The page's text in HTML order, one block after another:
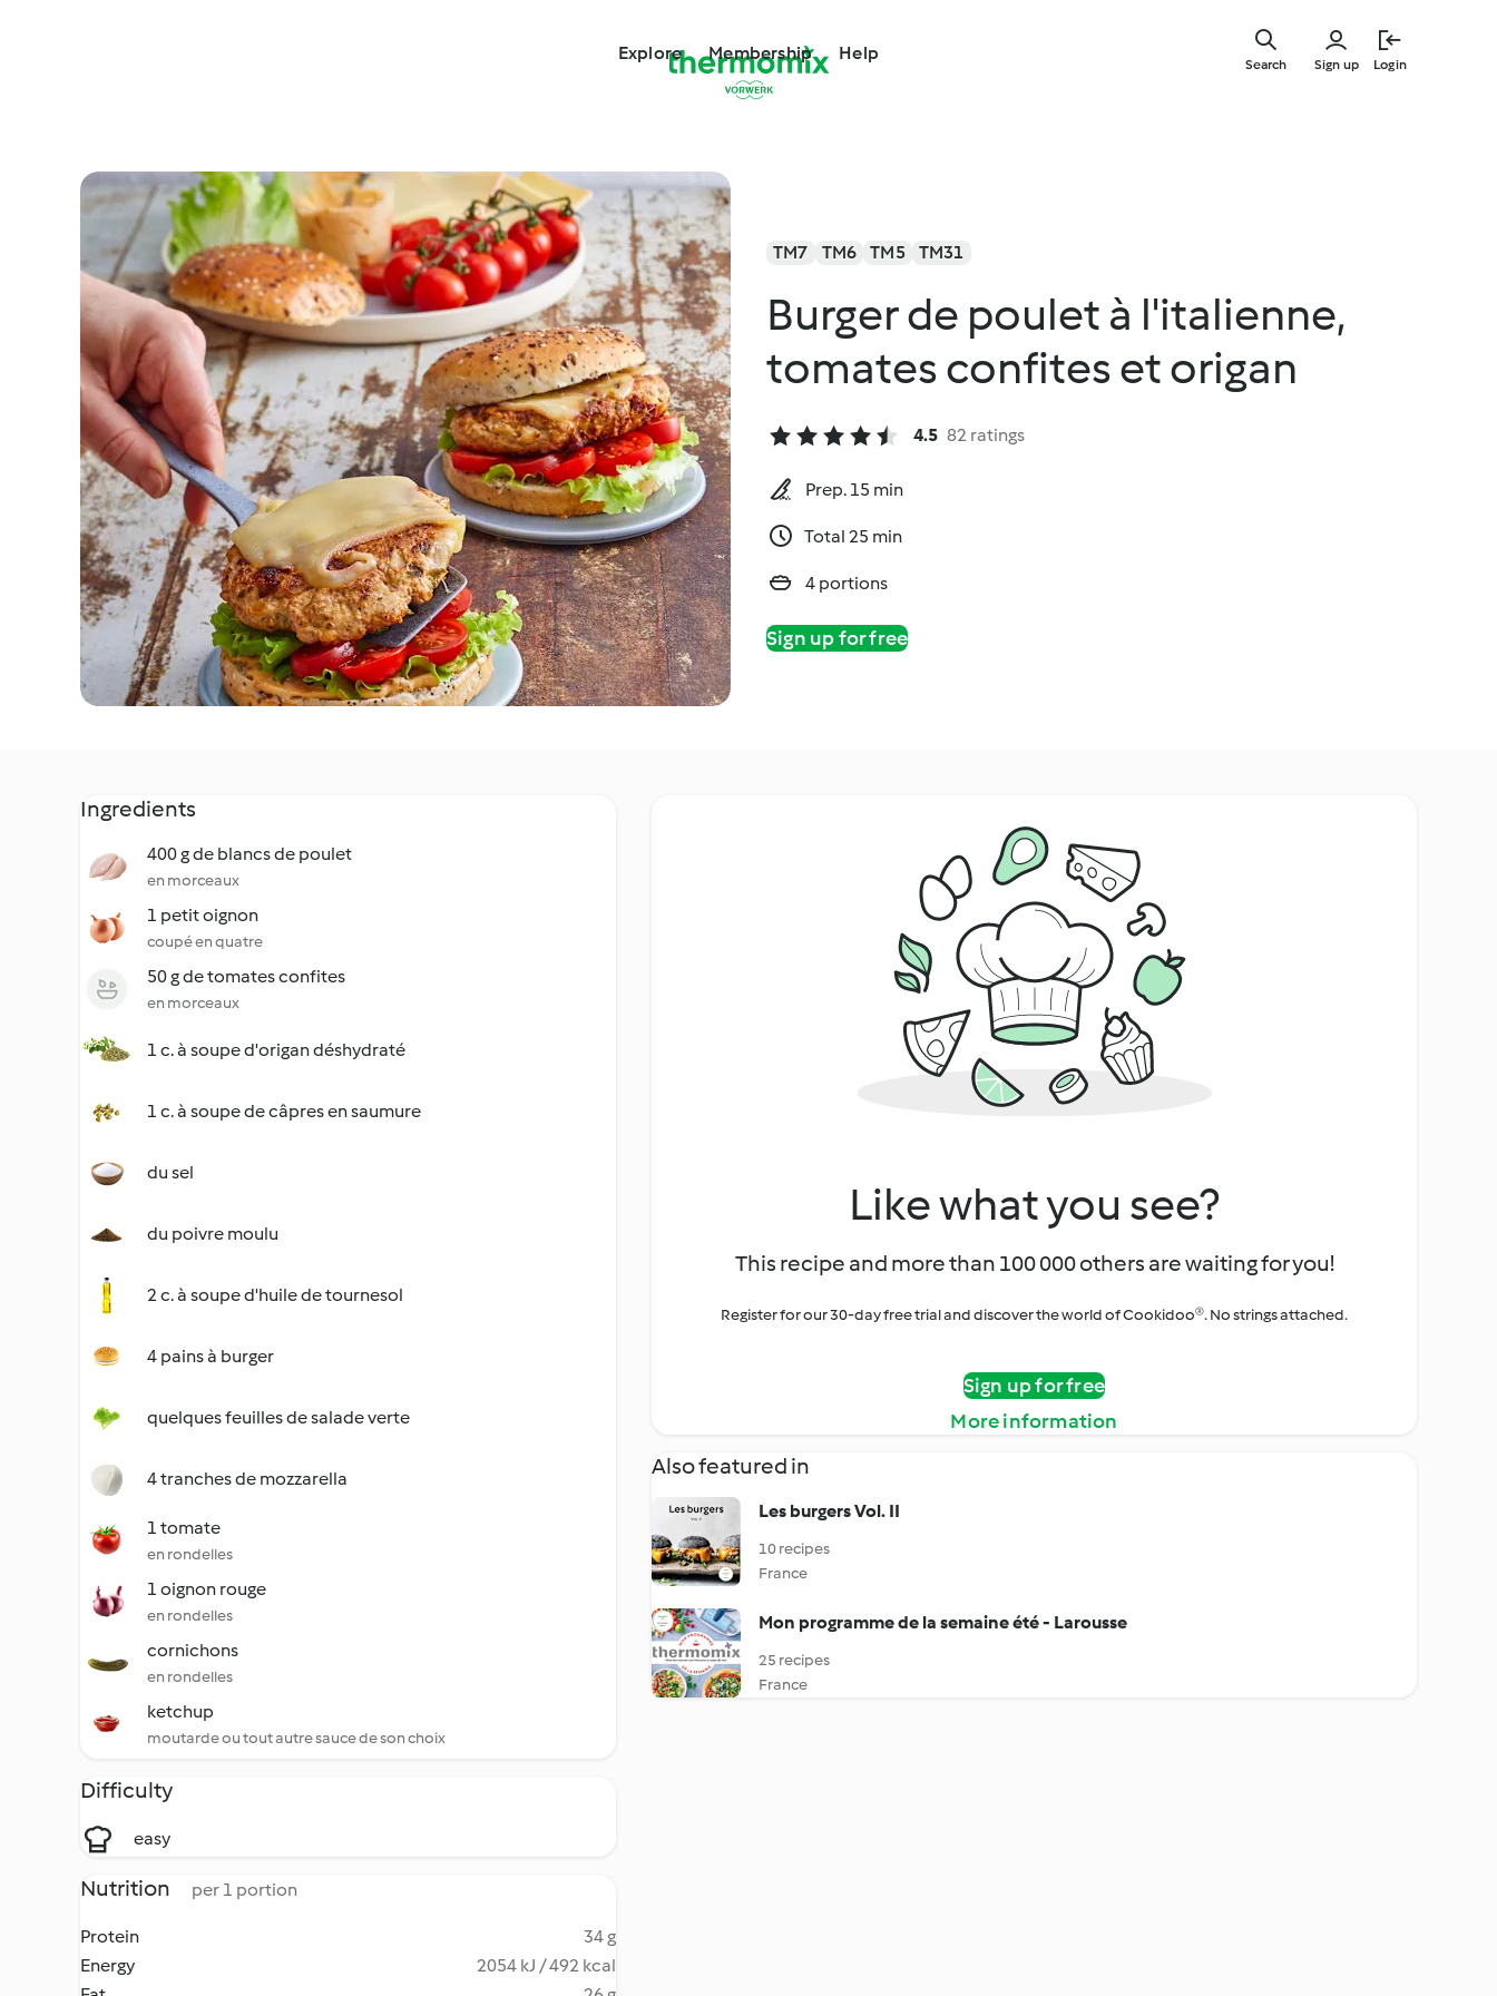
Explore Membership Help
Sign up Login
Search
TM7 TM6 TM5 TM31
Burger de poulet à l'italienne,
tomates confites et origan
4.5 82 ratings
Prep. 15 min
Total 25 min
4 portions
Sign up for free
Ingredients
400 g de blancs de poulet
en morceaux
1 petit oignon
coupé en quatre
50 g de tomates confites
en morceaux
1 c. à soupe d'origan déshydraté
1 c. à soupe de câpres en saumure
du sel
du poivre moulu
2 c. à soupe d'huile de tournesol
4 pains à burger
quelques feuilles de salade verte
4 tranches de mozzarella
1 tomate
en rondelles
1 oignon rouge
en rondelles
cornichons
en rondelles
ketchup
moutarde ou tout autre sauce de son choix
Difficulty
easy
Nutrition per 1 portion
Protein
34 g
Energy
2054 kJ / 492 kcal
Like what you see?
This recipe and more than 100 000 others are waiting for you!
Register for our 30-day free trial and discover the world of Cookidoo®. No strings attached.
Sign up for free
More information
Also featured in
Les burgers Vol. II
10 recipes
France
Mon programme de la semaine été - Larousse
25 recipes
France